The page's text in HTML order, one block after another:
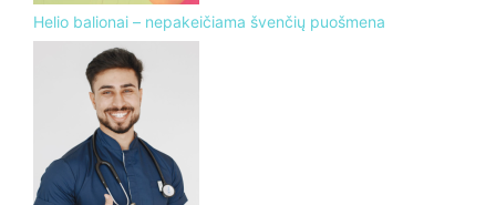
Helio balionai – nepakeičiama švenčių puošmena